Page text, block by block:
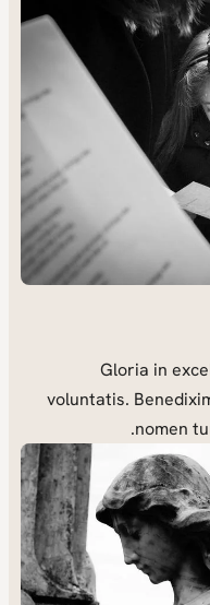
Gloria in
voluntatis.
nomen